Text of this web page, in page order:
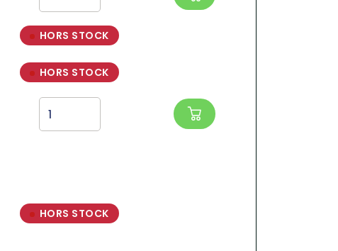
HORS STOCK
HORS STOCK
HORS STOCK